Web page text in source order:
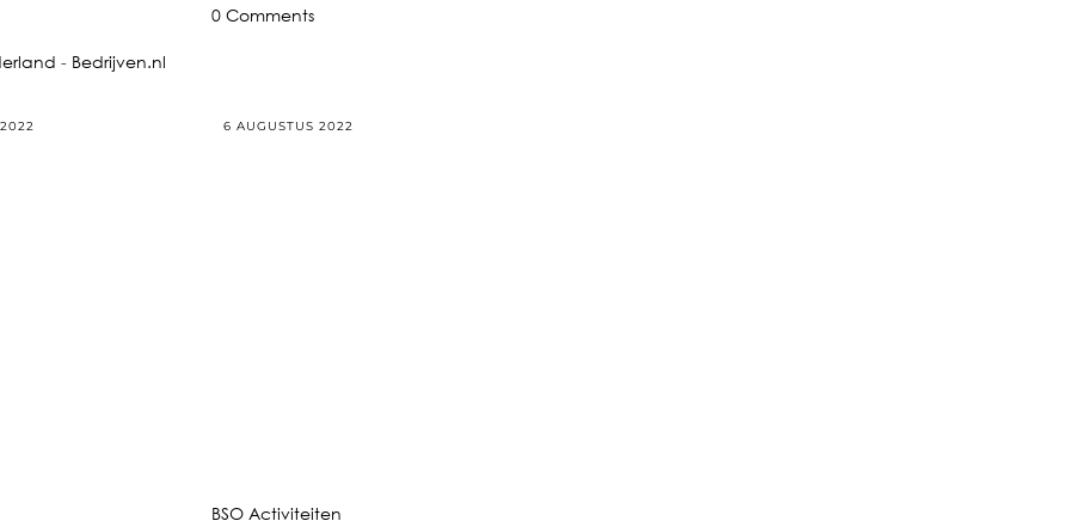
0 Comments
- Bedrijven.nl
6 AUGUSTUS 2022
BSO Activiteiten